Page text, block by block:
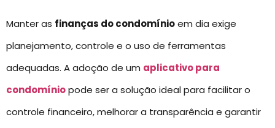
Manter as finanças do condomínioem dia exige
planejamento, controle e o uso de ferramentas
adequadas. A adoção de um aplicativo para
condomíniopode ser a solução ideal para facilitar o
controle financeiro, melhorar a transparência e garantir